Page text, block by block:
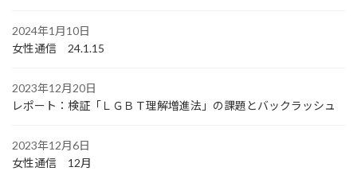
2024年1月10日
女性通信 24.1.15
2023年12月20日
レポート：検証「ＬＧＢＴ理解増進法」の課題とバックラッシュ
2023年12月6日
女性通信 12月